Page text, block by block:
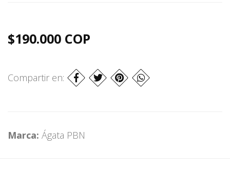
$190.000 COP
Compartir en:
Marca: Ágata PBN